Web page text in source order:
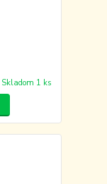
Skladom 1 ks